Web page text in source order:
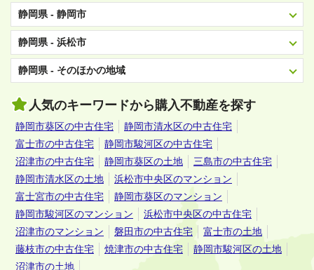
静岡県 - 静岡市
静岡県 - 浜松市
静岡県 - そのほかの地域
人気のキーワードから購入不動産を探す
静岡市葵区の中古住宅
静岡市清水区の中古住宅
富士市の中古住宅
静岡市駿河区の中古住宅
沼津市の中古住宅
静岡市葵区の土地
三島市の中古住宅
静岡市清水区の土地
浜松市中央区のマンション
富士宮市の中古住宅
静岡市葵区のマンション
静岡市駿河区のマンション
浜松市中央区の中古住宅
沼津市のマンション
磐田市の中古住宅
富士市の土地
藤枝市の中古住宅
焼津市の中古住宅
静岡市駿河区の土地
沼津市の土地